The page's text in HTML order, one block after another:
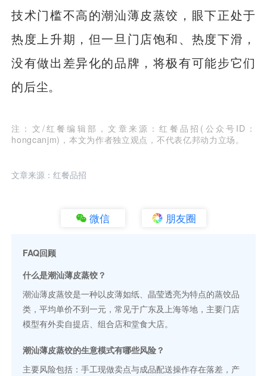
技术门槛不高的潮汕薄皮蒸饺，眼下正处于
热度上升期，但一旦门店饱和、热度下滑，
没有做出差异化的品牌，将极有可能步它们
的后尘。
注：文/红餐编辑部，文章来源：红餐品招(公众号ID：
hongcanjm)，本文为作者独立观点，不代表亿邦动力立场。
文章来源：红餐品招
微信 朋友圈
FAQ回顾
什么是潮汕薄皮蒸饺？
潮汕薄皮蒸饺是一种以皮薄如纸、晶莹透亮为特点的蒸饺品
类，平均单价不到一元，常见于广东及上海等地，主要门店
模型有外卖自提店、组合店和堂食大店。
潮汕薄皮蒸饺的生意模式有哪些风险？
主要风险包括：手工现做卖点与成品配送操作存在落差，产